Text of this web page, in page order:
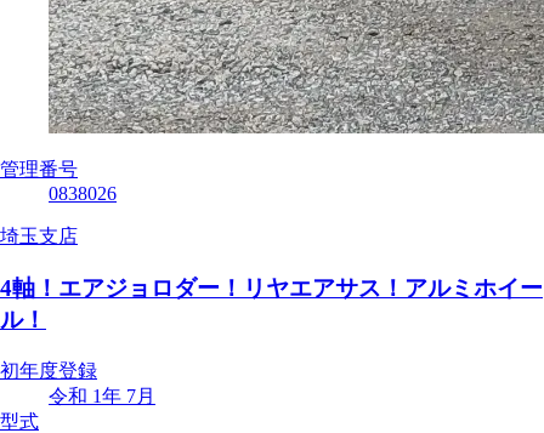
管理番号
0838026
埼玉支店
4軸！エアジョロダー！リヤエアサス！アルミホイー
ル！
初年度登録
令和 1年 7月
型式